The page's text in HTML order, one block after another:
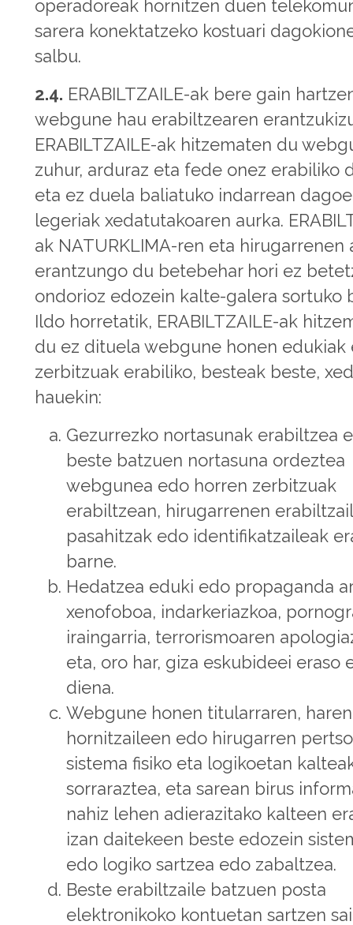
operadoreak hornitzen duen
sarera konektatzeko kostuari
salbu.
2.4. ERABILTZAILE-ak bere gain
webgune hau erabiltzearen
ERABILTZAILE-ak hitzematen du
zuhur, arduraz eta fede onez erabiliko
eta ez duela baliatuko indarrean
legeriak xedatutakoaren aurka.
ak NATURKLIMA-ren eta hirugarrenen
erantzungo du betebehar hori ez
ondorioz edozein kalte-galera sortuko
Ildo horretatik, ERABILTZAILE-ak
du ez dituela webgune honen edukiak
zerbitzuak erabiliko, besteak beste,
hauekin:
Gezurrezko nortasunak erabiltzea
beste batzuen nortasuna ordeztea
webgunea edo horren zerbitzuak
erabiltzean, hirugarrenen
pasahitzak edo identifikatzaileak
barne.
Hedatzea eduki edo propaganda
xenofoboa, indarkeriazkoa,
iraingarria, terrorismoaren
eta, oro har, giza eskubideei eraso
diena.
Webgune honen titularraren, haren
hornitzaileen edo hirugarren
sistema fisiko eta logikoetan
sorraraztea, eta sarean birus
nahiz lehen adierazitako kalteen
izan daitekeen beste edozein
edo logiko sartzea edo zabaltzea.
Beste erabiltzaile batzuen posta
elektronikoko kontuetan sartzen